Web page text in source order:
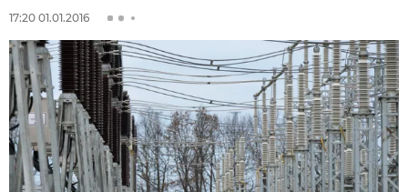
17:20 01.01.2016